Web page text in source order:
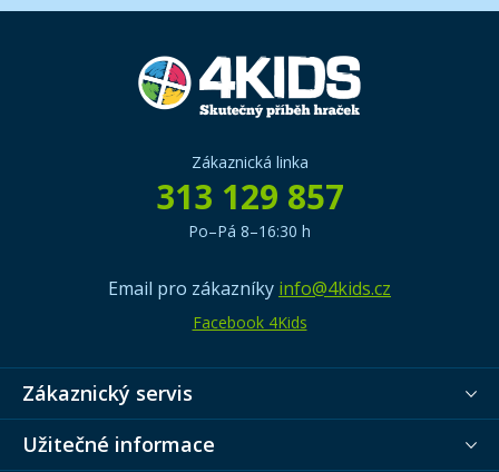
Zákaznická linka
313 129 857
Po–Pá 8–16:30 h
Email pro zákazníky info@4kids.cz
Facebook 4Kids
Zákaznický servis
Užitečné informace